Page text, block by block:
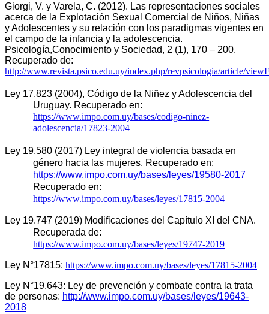
Giorgi, V. y Varela, C. (2012). Las representaciones sociales
acerca de la Explotación Sexual Comercial de Niños, Niñas
y Adolescentes y su relación con los paradigmas vigentes en
el campo de la infancia y la adolescencia.
Psicología,Conocimiento y Sociedad, 2 (1), 170 – 200.
Recuperado de:
http://www.revista.psico.edu.uy/index.php/revpsicologia/article/
Ley 17.823 (2004), Código de la Niñez y Adolescencia del
https://www.impo.com.uy/bases/codigo-ninez-
adolescencia/17823-2004
Ley 19.580 (2017) Ley integral de violencia basada en
https://www.impo.com.uy/bases/leyes/19580-2017
https://www.impo.com.uy/bases/leyes/17815-2004
Ley 19.747 (2019) Modificaciones del Capítulo XI del CNA.
https://www.impo.com.uy/bases/leyes/19747-2019
Ley N°17815: https://www.impo.com.uy/bases/leyes/17815-2004
Ley N°19.643: Ley de prevención y combate contra la trata
de personas: http://www.impo.com.uy/bases/leyes/19643-
2018